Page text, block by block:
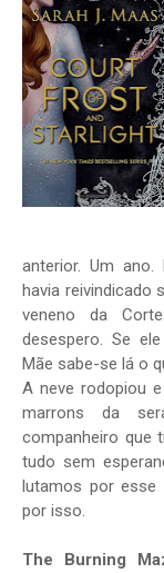
anterior. Um ano.
havia reivindicado
veneno da
desespero. Se
Mãe sabe-se lá o
A neve rodopiou
marrons da
companheiro que
tudo sem
lutamos por esse
por isso.
The Burning